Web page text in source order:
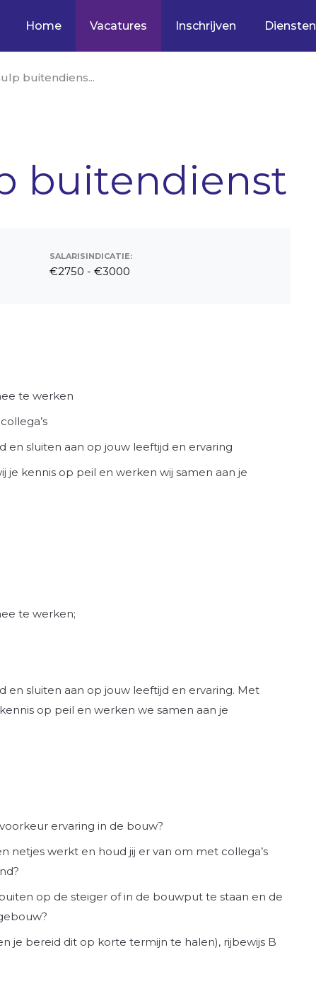
Home Vacatures Inschrijven Diensten
buitendiens...
buitendienst
SALARISINDICATIE:
€2750 - €3000
te werken
en sluiten aan op jouw leeftijd en ervaring
je kennis op peil en werken wij samen aan je
te werken;
en sluiten aan op jouw leeftijd en ervaring. Met
op peil en werken we samen aan je
ervaring in de bouw?
netjes werkt en houd jij er van om met collega’s
op de steiger of in de bouwput te staan en de
je bereid dit op korte termijn te halen), rijbewijs B